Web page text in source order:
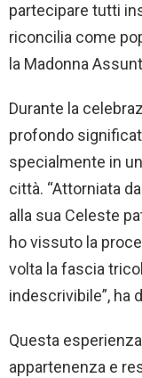
partecipare tutti
riconcilia come
la Madonna
Durante la
profondo
specialmente in
città. “Attorniata
alla sua Celeste
ho vissuto la
volta la fascia
indescrivibile”, ha
Questa
appartenenza e